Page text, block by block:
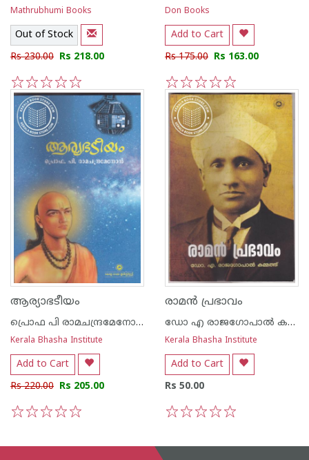
Mathrubhumi Books
Out of Stock
Rs 230.00 Rs 218.00
5
4
3
2
1
Don Books
Add to Cart
Rs 175.00 Rs 163.00
5
4
3
2
1
ആര്യാഭടീയം
പ്രൊഫ പി രാമചന്ദ്രമേനോന്‍
Kerala Bhasha Institute
Add to Cart
Rs 220.00 Rs 205.00
രാമന്‍ പ്രഭാവം
ഡോ എ രാജഗോപാല്‍ കമ്മത്ത്
Kerala Bhasha Institute
Add to Cart
Rs 50.00